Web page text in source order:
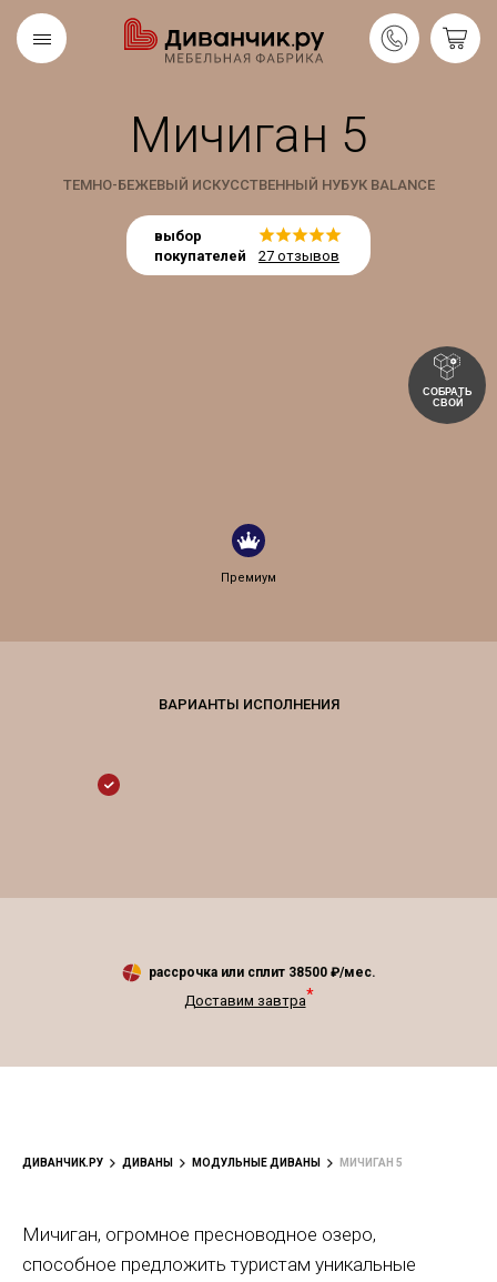
Мичиган 5
ТЕМНО-БЕЖЕВЫЙ ИСКУССТВЕННЫЙ НУБУК BALANCE
выбор
покупателей
27 отзывов
СОБРАТЬ
СВОЙ
Премиум
рассрочка или сплит 38500 ₽/мес.
Доставим завтра*
ДИВАНЧИК.РУ ДИВАНЫ МОДУЛЬНЫЕ ДИВАНЫ МИЧИГАН 5
Мичиган, огромное пресноводное озеро,
способное предложить туристам уникальные
Скандинавская